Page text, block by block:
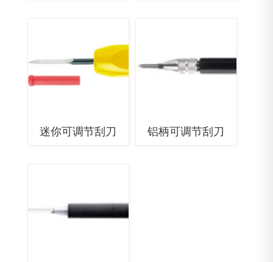
迷你可调节刮刀 铝柄可调节刮刀